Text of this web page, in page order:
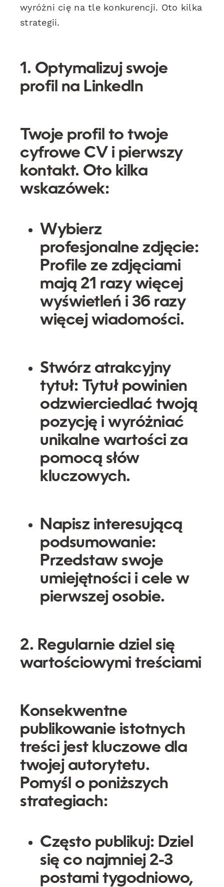
wyróżni cię na tle konkurencji. Oto kilka
strategii.
1. Optymalizuj swoje
profil na LinkedIn
Twoje profil to twoje
cyfrowe CV i pierwszy
kontakt. Oto kilka
wskazówek:
Wybierz
profesjonalne zdjęcie:
Profile ze zdjęciami
mają 21 razy więcej
wyświetleń i 36 razy
więcej wiadomości.
Stwórz atrakcyjny
tytuł: Tytuł powinien
odzwierciedlać twoją
pozycję i wyróżniać
unikalne wartości za
pomocą słów
kluczowych.
Napisz interesującą
podsumowanie:
Przedstaw swoje
umiejętności i cele w
pierwszej osobie.
2. Regularnie dziel się
wartościowymi treściami
Konsekwentne
publikowanie istotnych
treści jest kluczowe dla
twojej autorytetu.
Pomyśl o poniższych
strategiach:
Często publikuj: Dziel
się co najmniej 2-3
postami tygodniowo,